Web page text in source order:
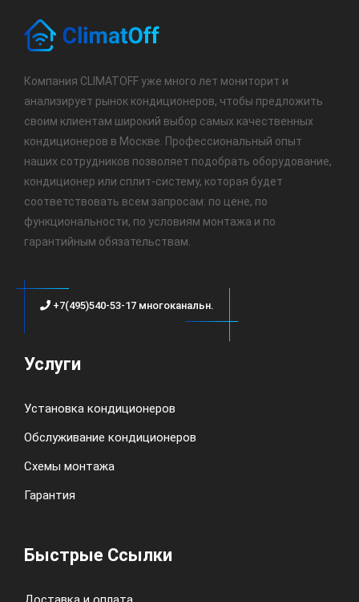
Компания CLIMATOFF уже много лет мониторит и
анализирует рынок кондиционеров, чтобы предложить
своим клиентам широкий выбор самых качественных
кондиционеров в Москве. Профессиональный опыт
наших сотрудников позволяет подобрать оборудование,
кондиционер или сплит-систему, которая будет
соответствовать всем запросам: по цене, по
функциональности, по условиям монтажа и по
гарантийным обязательствам.
+7(495)540-53-17 многоканальн.
Услуги
Установка кондиционеров
Обслуживание кондиционеров
Схемы монтажа
Гарантия
Быстрые Ссылки